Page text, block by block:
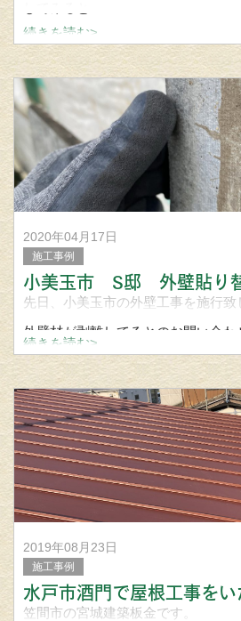
下地まで剥き出しじゃないですか…
応急処置ではありますがシート養生
飛散したスレート材で二次被害が
続きを読む>
2020年04月17日
施工事例
小美玉市 S邸 外壁貼り
先日、小美玉市の外壁工事を施行致
外壁材が剥離してるとのお問い合
をしてみると、
外壁がミルフィーユ状に剥がれてし
原因としては、外壁内部の通気層が
続きを読む>
2019年08月23日
施工事例
水戸市酒門で屋根工事をい
笠間市の宮城建築板金です。